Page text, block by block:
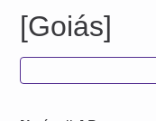
[Goiás]